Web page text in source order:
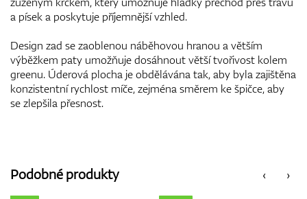
a písek a poskytuje příjemnější vzhled.
Design zad se zaoblenou náběhovou hranou a větším
výběžkem paty umožňuje dosáhnout větší tvořivost kolem
greenu. Úderová plocha je obdělávána tak, aby byla zajištěna
konzistentní rychlost míče, zejména směrem ke špičce, aby
se zlepšila přesnost.
‹
Podobné produkty ›